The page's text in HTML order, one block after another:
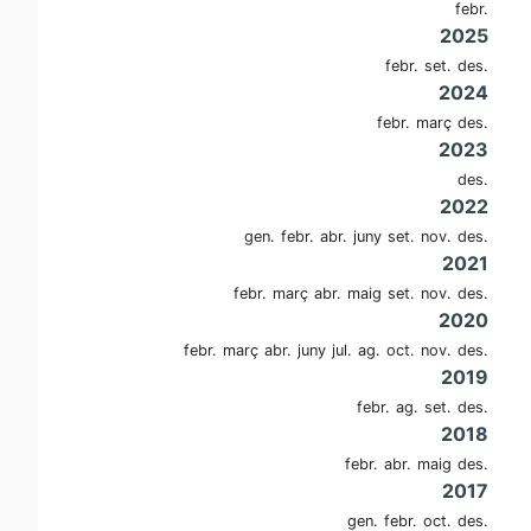
febr.
2025
febr. set. des.
2024
febr. març des.
2023
des.
2022
gen. febr. abr. juny set. nov. des.
2021
febr. març abr. maig set. nov. des.
2020
febr. març abr. juny jul. ag. oct. nov. des.
2019
febr. ag. set. des.
2018
febr. abr. maig des.
2017
gen. febr. oct. des.